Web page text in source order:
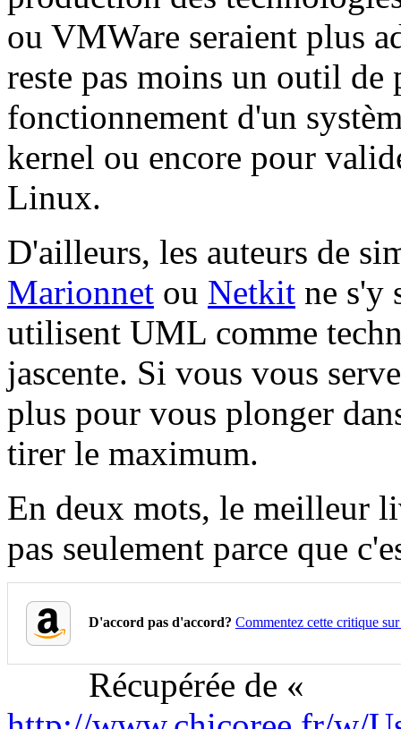
ou VMWare seraient plus
reste pas moins un outil
fonctionnement d'un
kernel ou encore pour
Linux.
D'ailleurs, les auteurs de
Marionnet ou Netkit ne s'y
utilisent UML comme
jascente. Si vous vous
plus pour vous plonger
tirer le maximum.
En deux mots, le meilleur
pas seulement parce que
D'accord pas d'accord? Commentez cette critique
Récupérée de «